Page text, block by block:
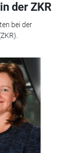
der ZKR
bei der